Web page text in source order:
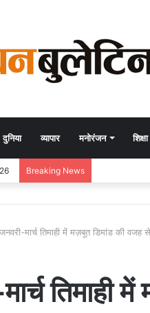
दुनिया व्यापार मनोरंजन शिक्षा
Breaking News
जनवरी-मार्च तिमाही में मज़बूत डिमांड की
तिमाही